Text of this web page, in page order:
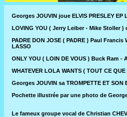
Georges JOUVIN joue ELVIS PRESLEY EP
LOVING YOU ( Jerry Leiber - Mike Stoller
PADRE DON JOSE ( PADRE ) Paul
LASSO
ONLY YOU ( LOIN DE VOUS ) Buck Ram
WHATEVER LOLA WANTS ( TOUT CE
Georges JOUVIN sa TROMPETTE ET
Pochette illustrée par une photo de
Le fameux groupe vocal de Christian